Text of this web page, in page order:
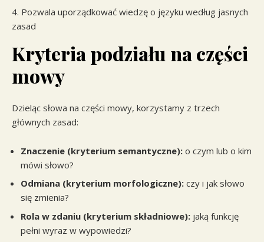
Pozwala uporządkować wiedzę o języku według jasnych
zasad
Kryteria podziału na części
mowy
Dzieląc słowa na części mowy, korzystamy z trzech
głównych zasad:
Znaczenie (kryterium semantyczne): o czym lub o kim
mówi słowo?
Odmiana (kryterium morfologiczne): czy i jak słowo
się zmienia?
Rola w zdaniu (kryterium składniowe): jaką funkcję
pełni wyraz w wypowiedzi?